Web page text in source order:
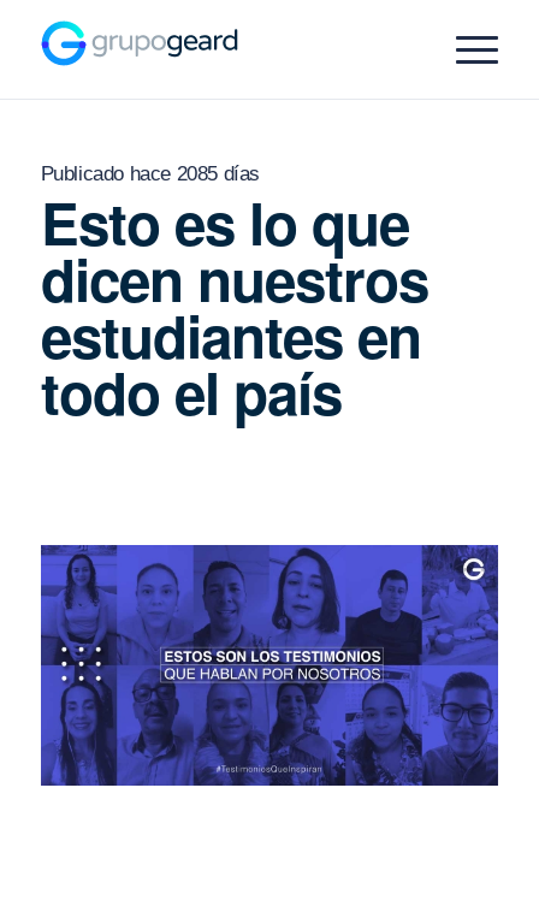
Publicado hace 2085 días
Esto es lo que
dicen nuestros
estudiantes en
todo el país